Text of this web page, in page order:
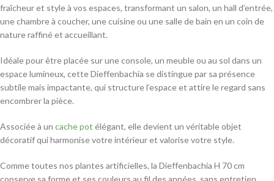
fraîcheur et style à vos espaces, transformant un salon, un hall d’entrée,
une chambre à coucher, une cuisine ou une salle de bain en un coin de
nature raffiné et accueillant.
Idéale pour être placée sur une console, un meuble ou au sol dans un
espace lumineux, cette Dieffenbachia se distingue par sa présence
subtile mais impactante, qui structure l’espace et attire le regard sans
encombrer la pièce.
Associée à un cache pot élégant, elle devient un véritable objet
décoratif qui harmonise votre intérieur et valorise votre style.
Comme toutes nos plantes artificielles, la Dieffenbachia H 70 cm
conserve sa forme et ses couleurs au fil des années, sans entretien,